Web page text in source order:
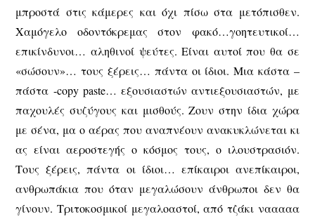
μπροστά στις κάμερες και όχι πίσω στα μετόπισθεν.
Χαμόγελο οδοντόκρεμας στον φακό…γοητευτικοί…
επικίνδυνοι… αληθινοί ψεύτες. Είναι αυτοί που θα σε
«σώσουν»… τους ξέρεις… πάντα οι ίδιοι. Μια κάστα –
πάστα -copy paste… εξουσιαστών αντιεξουσιαστών, με
παχουλές συζύγους και μισθούς. Ζουν στην ίδια χώρα
με σένα, μα ο αέρας που αναπνέουν ανακυκλώνεται κι
ας είναι αεροστεγής ο κόσμος τους, ο ιλουστρασιόν.
Τους ξέρεις, πάντα οι ίδιοι… επίκαιροι ανεπίκαιροι,
ανθρωπάκια που όταν μεγαλώσουν άνθρωποι δεν θα
γίνουν. Τριτοκοσμικοί μεγαλοαστοί, από τζάκι νααααα